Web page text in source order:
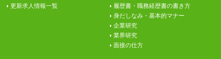
更新求人情報一覧
履歴書・職務経歴書の書き方
身だしなみ・基本的マナー
企業研究
業界研究
面接の仕方